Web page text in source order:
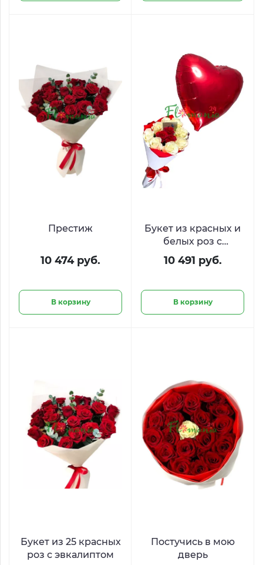
Престиж
10 474 руб.
В корзину
Букет из красных и
белых роз с
шариком в форме
сердца
10 491 руб.
В корзину
Букет из 25 красных
роз с эвкалиптом
Постучись в мою
дверь